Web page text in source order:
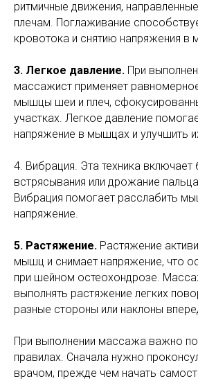
ритмичные движения,
плечам. Поглаживание
кровотока и снятию напряжения в
3. Легкое давление. При
массажист применяет
мышцы шеи и плеч,
участках. Легкое давление
напряжение в мышцах и улучшить
4. Вибрация. Эта техника
встрясывания или дрожание
Вибрация помогает расслабить
напряжение.
5. Растяжение. Растяжение
мышц и снимает напряжение, что
при шейном остеохондрозе.
выполнять растяжение легких
разные стороны или наклоны
При выполнении массажа важно
правилах. Сначала нужно
врачом, прежде чем начать